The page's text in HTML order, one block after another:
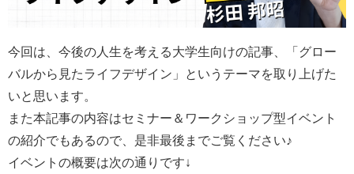
今回は、今後の人生を考える大学生向けの記事、「グロー
バルから見たライフデザイン」というテーマを取り上げた
いと思います。
また本記事の内容はセミナー＆ワークショップ型イベント
の紹介でもあるので、是非最後までご覧ください♪
イベントの概要は次の通りです↓